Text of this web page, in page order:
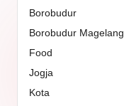
Borobudur
Borobudur Magelang
Food
Jogja
Kota